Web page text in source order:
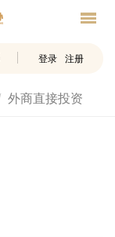
登录 注册
外商直接投资